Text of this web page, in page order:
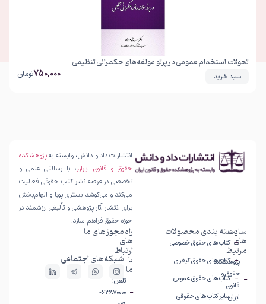
تحولات استخدام عمومی در پرتو مولفه‌های حکمرانی تنظیمی
سبد خرید 750,000تومان
انتشارات داد و دانش، وابسته بهپژوهشکده
حقوق و قانون ایران، با رسالتی علمی و
تخصصی در عرصه نشر کتب حقوقی فعالیت
می‌کند و می‌کوشد بستری پویا و الهام‌بخش
برای انتشار آثار پژوهشی و تألیفی ارزشمند در
حوزه حقوق فراهم سازد.
سایت
های
مرتبط
پژوهشکده
حقوق و
قانون
ایران
دسته بندی محصولات
کتاب های حقوق خصوصی
کتاب های حقوق کیفری
کتاب های حقوق عمومی
سایر کتاب های حقوقی
راه
های
ارتباط
با
ما
تلفن:
63870000-
مجوز های ما
شبکه‌های اجتماعی